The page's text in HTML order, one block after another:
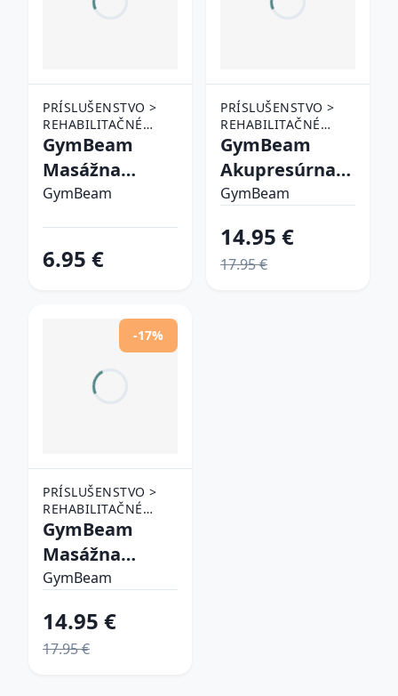
PRÍSLUŠENSTVO >
REHABILITAČNÉ
POMÔCKY >
MASÁŽNE POMÔCKY
GymBeam
Masážna
loptička
GymBeam
6.95 €
PRÍSLUŠENSTVO >
REHABILITAČNÉ
POMÔCKY >
MASÁŽNE POMÔCKY
GymBeam
Akupresúrna
podložka Black
GymBeam
14.95 €
17.95 €
-17%
PRÍSLUŠENSTVO >
REHABILITAČNÉ
POMÔCKY >
MASÁŽNE POMÔCKY
GymBeam
Masážna
pomôcka
GymBeam
14.95 €
17.95 €